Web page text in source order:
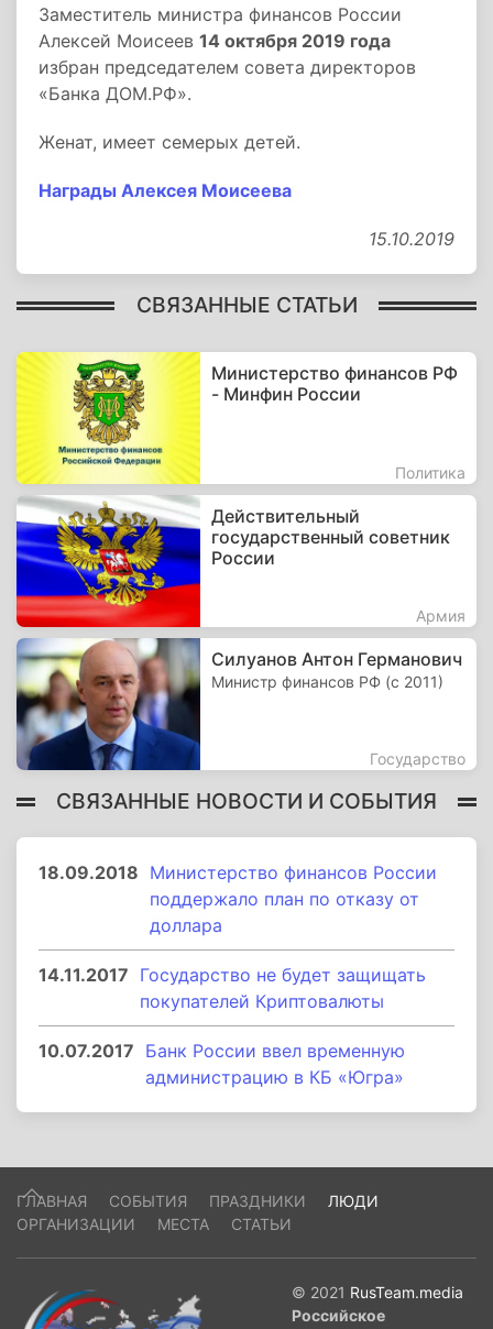
Заместитель министра финансов России
Алексей Моисеев 14 октября 2019 года
избран председателем совета директоров
«Банка ДОМ.РФ».
Женат, имеет семерых детей.
Награды Алексея Моисеева
15.10.2019
СВЯЗАННЫЕ СТАТЬИ
Министерство финансов РФ
- Минфин России
Политика
Действительный
государственный советник
России
Армия
Силуанов Антон Германович
Министр финансов РФ (с 2011)
Государство
СВЯЗАННЫЕ НОВОСТИ И СОБЫТИЯ
18.09.2018 Министерство финансов России
поддержало план по отказу от
доллара
14.11.2017 Государство не будет защищать
покупателей Криптовалюты
10.07.2017 Банк России ввел временную
администрацию в КБ «Югра»
ГЛАВНАЯ СОБЫТИЯ ПРАЗДНИКИ
ЛЮДИ
ОРГАНИЗАЦИИ
МЕСТА СТАТЬИ
© 2021 RusTeam.media
Российское